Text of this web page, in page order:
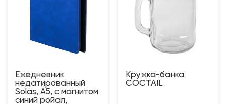
Ежедневник
недатированный
Solas, А5, с магнитом
синий ройал,
Кружка-банка
COCTAIL